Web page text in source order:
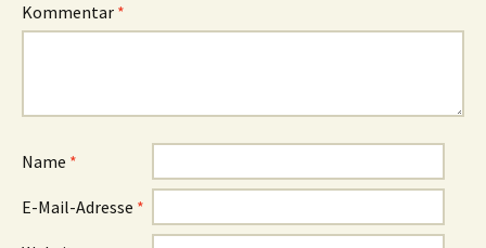
Kommentar *
Name *
E-Mail-Adresse *